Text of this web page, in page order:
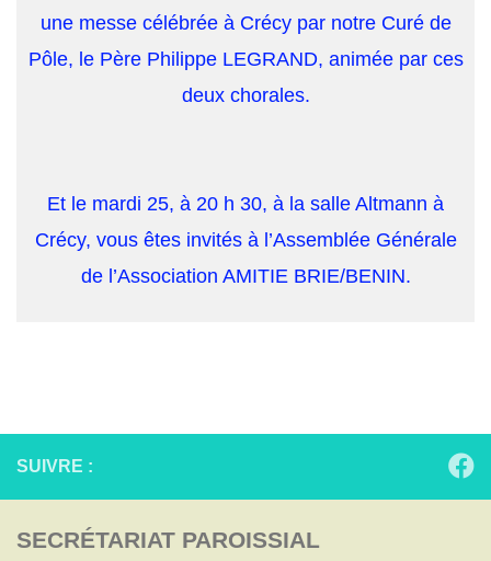
une messe célébrée à Crécy par notre Curé de
Pôle, le Père Philippe LEGRAND, animée par ces
deux chorales.
Et le mardi 25, à 20 h 30, à la salle Altmann à
Crécy, vous êtes invités à l’Assemblée Générale
de l’Association AMITIE BRIE/BENIN.
SUIVRE :
SECRÉTARIAT PAROISSIAL